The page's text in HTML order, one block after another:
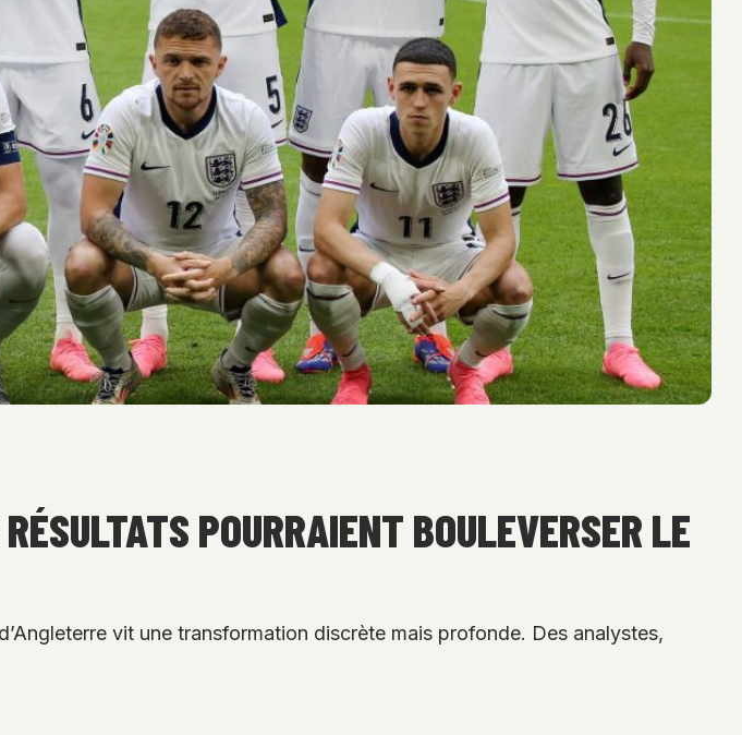
POURRAIENT BOULEVERSER LE
vit une transformation discrète mais profonde. Des analystes,